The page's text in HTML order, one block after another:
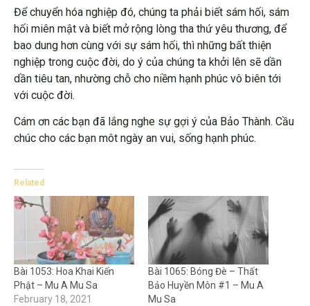
Để chuyển hóa nghiệp đó, chúng ta phải biết sám hối, sám
hối miên mật và biết mở rộng lòng tha thứ yêu thương, để
bao dung hơn cùng với sự sám hối, thì những bất thiện
nghiệp trong cuộc đời, do ý của chúng ta khởi lên sẽ dần
dần tiêu tan, nhường chỗ cho niềm hạnh phúc vô biên tới
với cuộc đời.
Cám ơn các bạn đã lắng nghe sự gợi ý của Bảo Thành. Cầu
chúc cho các bạn môt ngày an vui, sống hạnh phúc.
Related
Bài 1053: Hoa Khai Kiến
Phật – Mu A Mu Sa
February 18, 2021
Bài 1065: Bóng Đè – Thất
Bảo Huyền Môn #1 – Mu A
Mu Sa